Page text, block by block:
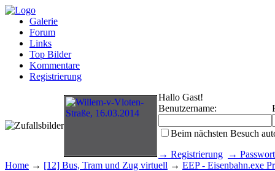
Galerie
Forum
Links
Top Bilder
Kommentare
Registrierung
Hallo Gast!
Benutzername:
Beim nächsten Besuch
→ Registrierung
→
Home → [12] Bus, Tram und Zug virtuell → EEP - Eisenbahn.exe